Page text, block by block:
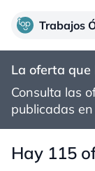
Trabajos
La oferta que
Consulta las
publicadas en
Hay 115